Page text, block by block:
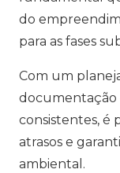
do
para as fases
Com um
documentação
consistentes, é
atrasos e
ambiental.